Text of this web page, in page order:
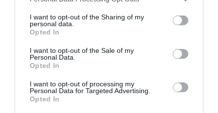
I want to opt-out of the Sharing of my
personal data.
Opted In
I want to opt-out of the Sale of my
Personal Data.
Opted In
I want to opt-out of processing my
Personal Data for Targeted Advertising.
Opted In